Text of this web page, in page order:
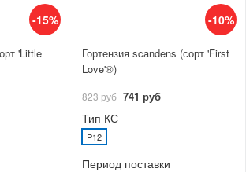
-15%
'Little
-10%
Гортензия scandens (сорт 'First
Love'®)
823 руб 741 руб
Тип КС
P12
Период поставки